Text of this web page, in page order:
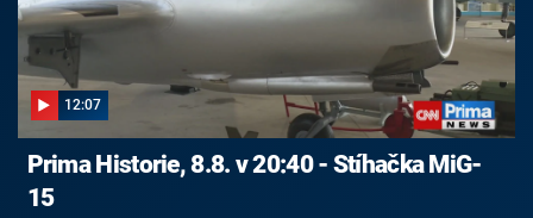
12:07
Prima Historie, 8.8. v 20:40 - Stíhačka MiG-
15